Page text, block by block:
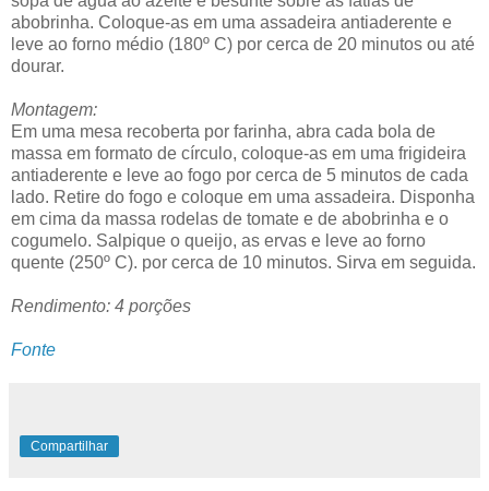
abobrinha. Coloque-as em uma assadeira antiaderente e
leve ao forno médio (180º C) por cerca de 20 minutos ou até
dourar.
Montagem:
Em uma mesa recoberta por farinha, abra cada bola de
massa em formato de círculo, coloque-as em uma frigideira
antiaderente e leve ao fogo por cerca de 5 minutos de cada
lado. Retire do fogo e coloque em uma assadeira. Disponha
em cima da massa rodelas de tomate e de abobrinha e o
cogumelo. Salpique o queijo, as ervas e leve ao forno
quente (250º C). por cerca de 10 minutos. Sirva em seguida.
Rendimento: 4 porções
Fonte
Compartilhar